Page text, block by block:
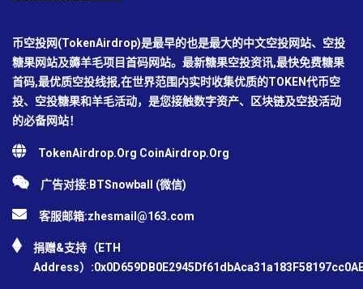
币空投网(TokenAirdrop)是最早的也是最大的中文空投网站、空投
糖果网站及薅羊毛项目首码网站。最新糖果空投资讯,最快免费糖果
首码,最优质空投线报,在世界范围内实时收集优质的TOKEN代币空
投、空投糖果和羊毛活动，是您接触数字资产、区块链及空投活动
的必备网站！
TokenAirdrop.Org CoinAirdrop.Org
广告对接:BTSnowball (微信)
客服邮箱:zhesmail@163.com
捐赠&支持（ETH
Address）